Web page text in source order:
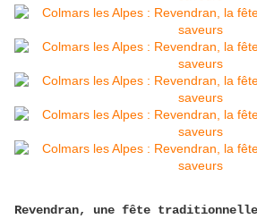
Revendran, une fête